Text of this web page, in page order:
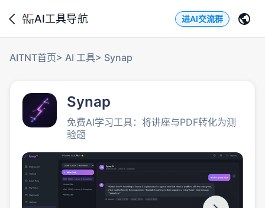
AI工具导航 进AI交流群
AITNT首页> AI 工具> Synap
Synap
免费AI学习工具：将讲座与PDF转化为测
验题